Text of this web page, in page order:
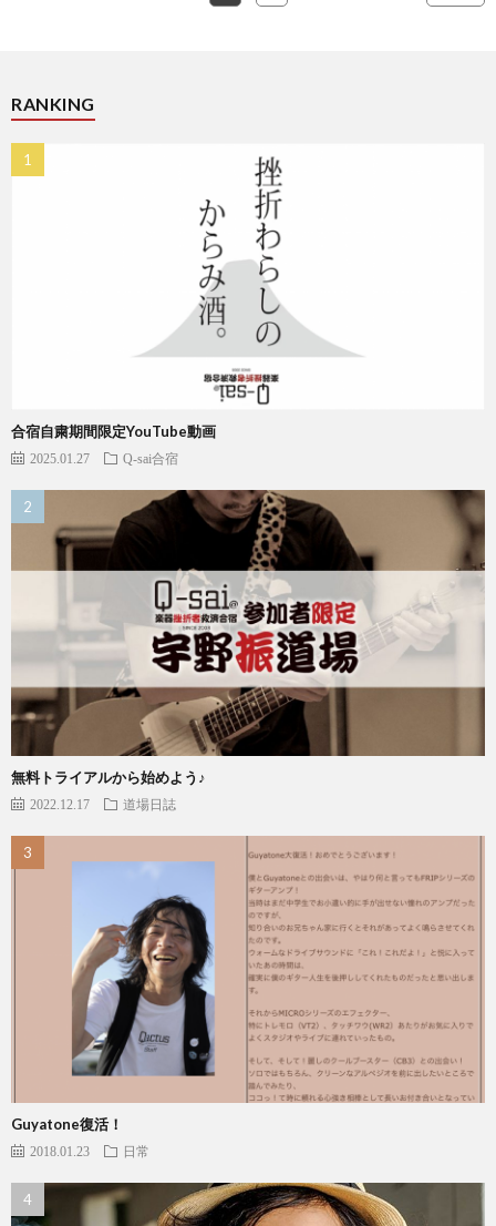
RANKING
合宿自粛期間限定YouTube動画
2025.01.27 Q-sai合宿
無料トライアルから始めよう♪
2022.12.17 道場日誌
Guyatone復活！
2018.01.23 日常